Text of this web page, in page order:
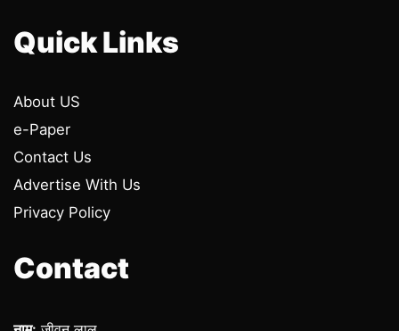
Quick Links
About US
e-Paper
Contact Us
Advertise With Us
Privacy Policy
Contact